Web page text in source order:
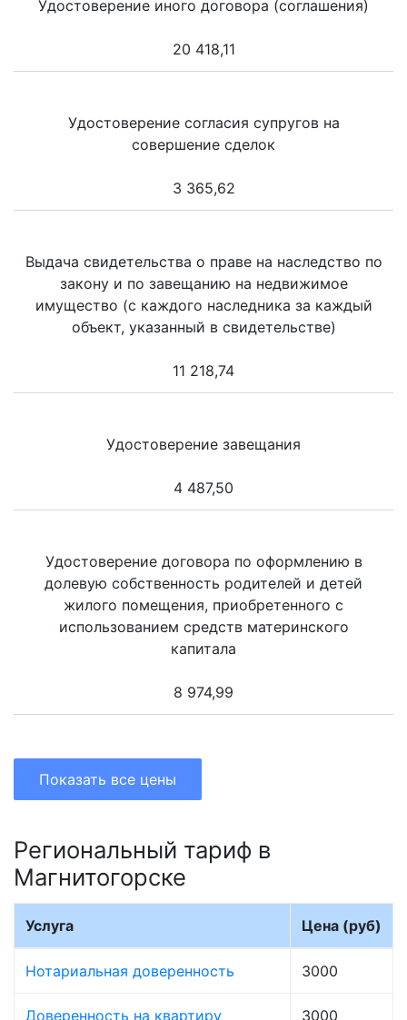
Удостоверение иного договора (соглашения)
20 418,11
Удостоверение согласия супругов на
совершение сделок
3 365,62
Выдача свидетельства о праве на наследство по
закону и по завещанию на недвижимое
имущество (с каждого наследника за каждый
объект, указанный в свидетельстве)
11 218,74
Удостоверение завещания
4 487,50
Удостоверение договора по оформлению в
долевую собственность родителей и детей
жилого помещения, приобретенного с
использованием средств материнского
капитала
8 974,99
Показать все цены
Региональный тариф в
Магнитогорске
Услуга Цена (руб)
Нотариальная доверенность 3000
Доверенность на квартиру 3000